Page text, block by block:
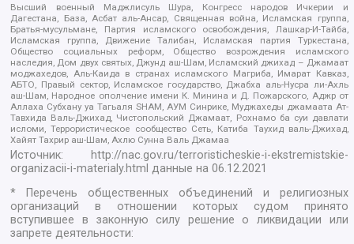
Высший военный Маджлисуль Шура, Конгресс народов Ичкерии и
Дагестана, База, Асбат аль-Ансар, Священная война, Исламская группа,
Братья-мусульмане, Партия исламского освобождения, Лашкар-И-Тайба,
Исламская группа, Движение Талибан, Исламская партия Туркестана,
Общество социальных реформ, Общество возрождения исламского
наследия, Дом двух святых, Джунд аш-Шам, Исламский джихад – Джамаат
моджахедов, Аль-Каида в странах исламского Магриба, Имарат Кавказ,
АБТО, Правый сектор, Исламское государство, Джабха аль-Нусра ли-Ахль
аш-Шам, Народное ополчение имени К. Минина и Д. Пожарского, Аджр от
Аллаха Субхану уа Тагьаля SHAM, АУМ Синрике, Муджахеды джамаата Ат-
Тавхида Валь-Джихад, Чистопольский Джамаат, Рохнамо ба суи давлати
исломи, Террористическое сообщество Сеть, Катиба Таухид валь-Джихад,
Хайят Тахрир аш-Шам, Ахлю Сунна Валь Джамаа
Источник:
http://nac.gov.ru/terroristicheskie-i-ekstremistskie-
organizacii-i-materialy.html данные на06.12.2021
* Перечень общественных объединений и религиозных
организаций в отношении которых судом принято
вступившее в законную силу решение о ликвидации или
запрете деятельности: